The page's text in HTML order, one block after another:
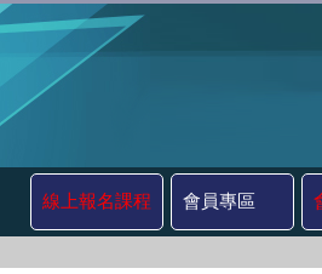
線上報名課程 會員專區